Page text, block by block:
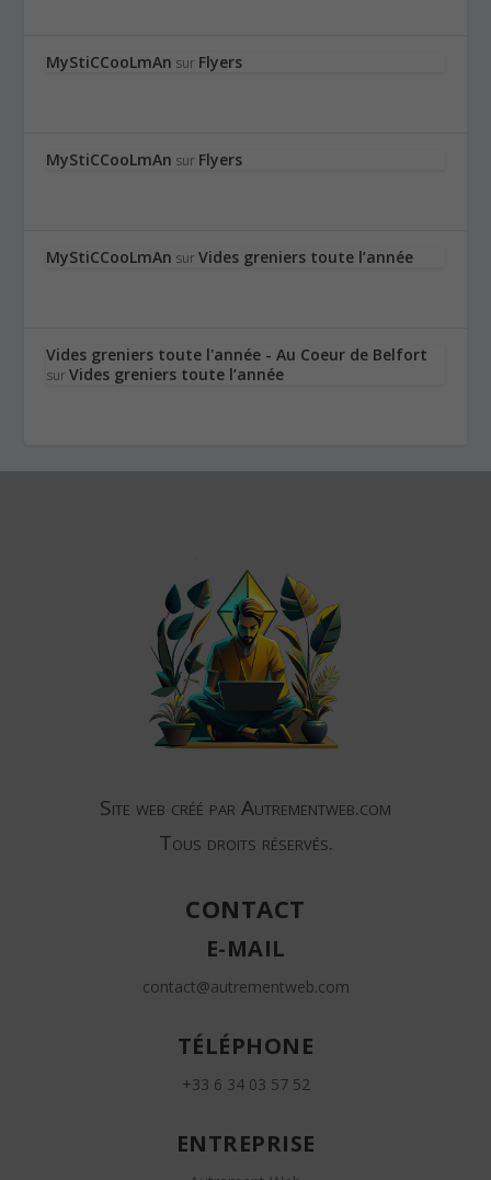
MyStiCCooLmAn sur Flyers
MyStiCCooLmAn sur Flyers
MyStiCCooLmAn surVides greniers toute l’année
Vides greniers toute l'année - Au Coeur de Belfort
surVides greniers toute l’année
Site web créé par Autrementweb.com
Tous droits réservés.
CONTACT
E-MAIL
contact@autrementweb.com
TÉLÉPHONE
+33 6 34 03 57 52
ENTREPRISE